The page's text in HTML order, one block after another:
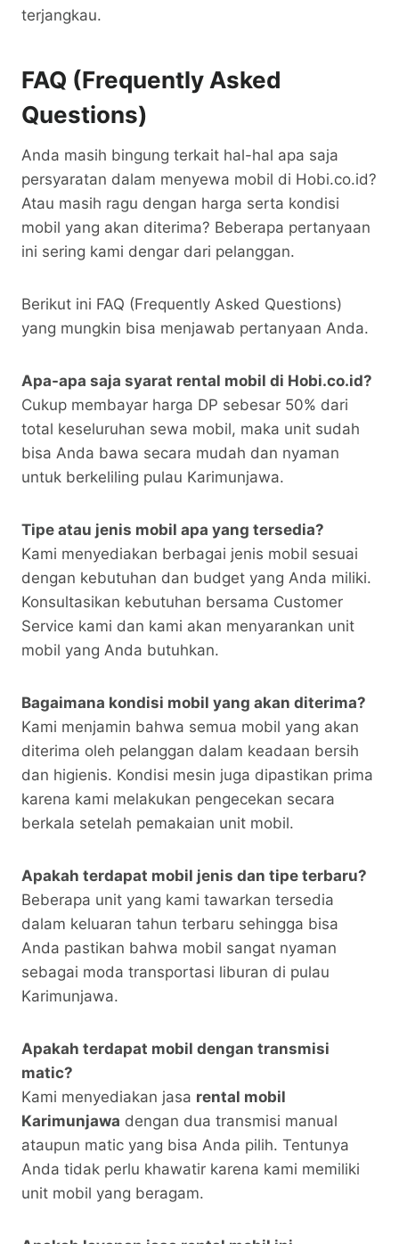
terjangkau.
FAQ (Frequently Asked
Questions)
Anda masih bingung terkait hal-hal apa saja
persyaratan dalam menyewa mobil di Hobi.co.id?
Atau masih ragu dengan harga serta kondisi
mobil yang akan diterima? Beberapa pertanyaan
ini sering kami dengar dari pelanggan.
Berikut ini FAQ (Frequently Asked Questions)
yang mungkin bisa menjawab pertanyaan Anda.
Apa-apa saja syarat rental mobil di Hobi.co.id?
Cukup membayar harga DP sebesar 50% dari
total keseluruhan sewa mobil, maka unit sudah
bisa Anda bawa secara mudah dan nyaman
untuk berkeliling pulau Karimunjawa.
Tipe atau jenis mobil apa yang tersedia?
Kami menyediakan berbagai jenis mobil sesuai
dengan kebutuhan dan budget yang Anda miliki.
Konsultasikan kebutuhan bersama Customer
Service kami dan kami akan menyarankan unit
mobil yang Anda butuhkan.
Bagaimana kondisi mobil yang akan diterima?
Kami menjamin bahwa semua mobil yang akan
diterima oleh pelanggan dalam keadaan bersih
dan higienis. Kondisi mesin juga dipastikan prima
karena kami melakukan pengecekan secara
berkala setelah pemakaian unit mobil.
Apakah terdapat mobil jenis dan tipe terbaru?
Beberapa unit yang kami tawarkan tersedia
dalam keluaran tahun terbaru sehingga bisa
Anda pastikan bahwa mobil sangat nyaman
sebagai moda transportasi liburan di pulau
Karimunjawa.
Apakah terdapat mobil dengan transmisi
matic?
Kami menyediakan jasa rental mobil
Karimunjawa dengan dua transmisi manual
ataupun matic yang bisa Anda pilih. Tentunya
Anda tidak perlu khawatir karena kami memiliki
unit mobil yang beragam.